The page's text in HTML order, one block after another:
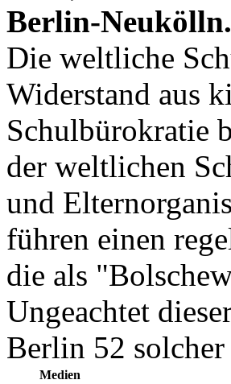
Berlin-Neukölln.
Die weltliche
Widerstand aus
Schulbürokratie
der weltlichen
und
führen einen
die als
Ungeachtet
Berlin 52 solcher
Medien